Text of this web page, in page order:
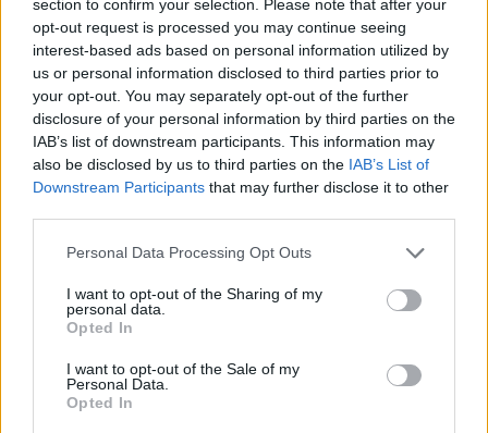
section to confirm your selection. Please note that after your
opt-out request is processed you may continue seeing
interest-based ads based on personal information utilized by
us or personal information disclosed to third parties prior to
your opt-out. You may separately opt-out of the further
disclosure of your personal information by third parties on the
IAB’s list of downstream participants. This information may
also be disclosed by us to third parties on the IAB’s List of
Downstream Participants that may further disclose it to other
Personal Data Processing Opt Outs
I want to opt-out of the Sharing of my
personal data.
Opted In
I want to opt-out of the Sale of my
Personal Data.
Opted In